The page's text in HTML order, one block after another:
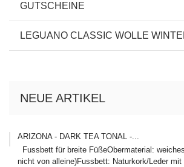
GUTSCHEINE
LEGUANO CLASSIC WOLLE
NEUE ARTIKEL
ARIZONA - DARK TEA TONAL -...
Fussbett für breite FüßeObermaterial:
nicht von alleine)Fussbett: Naturkork/Leder mit